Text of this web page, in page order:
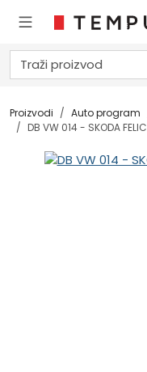
Proizvodi Auto program
DB VW 014 - SKODA